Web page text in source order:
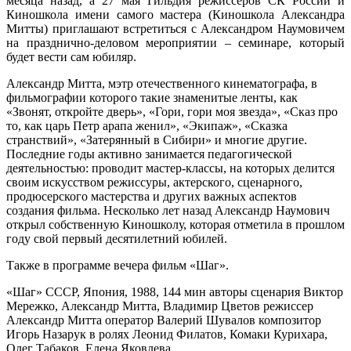
Киношкола имени самого мастера (Киношкола Александра
Митты) приглашают встретиться с Александром Наумовичем
на празднично-деловом мероприятии – семинаре, который
будет вести сам юбиляр.
Александр Митта, мэтр отечественного кинематографа, в
фильмографии которого такие знаменитые ленты, как
«Звонят, откройте дверь», «Гори, гори моя звезда», «Сказ про
то, как царь Петр арапа женил», «Экипаж», «Сказка
странствий», «Затерянный в Сибири» и многие другие.
Последние годы активно занимается педагогической
деятельностью: проводит мастер-классы, на которых делится
своим искусством режиссуры, актерского, сценарного,
продюсерского мастерства и других важных аспектов
создания фильма. Несколько лет назад Александр Наумович
открыл собственную Киношколу, которая отметила в прошлом
году свой первый десятилетний юбилей.
Также в программе вечера фильм «Шаг».
«Шаг» СССР, Япония, 1988, 144 мин авторы сценария Виктор
Мережко, Александр Митта, Владимир Цветов режиссер
Александр Митта оператор Валерий Шувалов композитор
Игорь Назарук в ролях Леонид Филатов, Комаки Курихара,
Олег Табаков, Елена Яковлева.